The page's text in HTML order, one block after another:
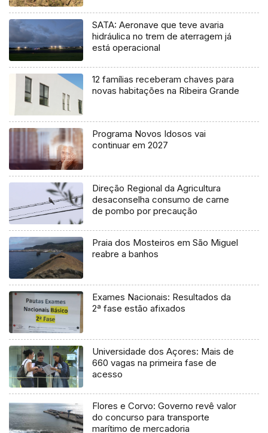
SATA: Aeronave que teve avaria
hidráulica no trem de aterragem já
está operacional
12 famílias receberam chaves para
novas habitações na Ribeira Grande
Programa Novos Idosos vai
continuar em 2027
Direção Regional da Agricultura
desaconselha consumo de carne
de pombo por precaução
Praia dos Mosteiros em São Miguel
reabre a banhos
Exames Nacionais: Resultados da
2ª fase estão afixados
Universidade dos Açores: Mais de
660 vagas na primeira fase de
acesso
Flores e Corvo: Governo revê valor
do concurso para transporte
marítimo de mercadoria